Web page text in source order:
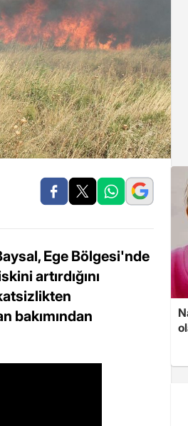
Ege Bölgesi'nde
artırdığını
bakımından